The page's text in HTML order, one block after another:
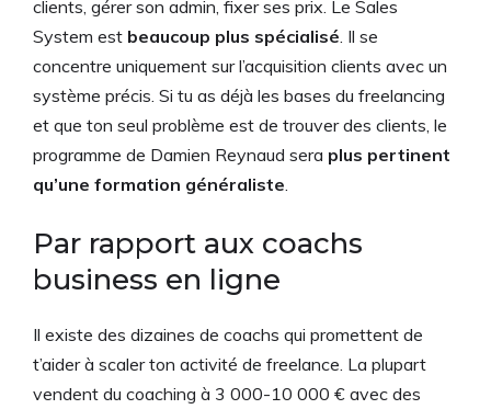
clients, gérer son admin, fixer ses prix. Le Sales
System est beaucoup plus spécialisé . Il se
concentre uniquement sur l’acquisition clients avec un
système précis. Si tu as déjà les bases du freelancing
et que ton seul problème est de trouver des clients, le
programme de Damien Reynaud sera plus pertinent
qu’une formation généraliste
Par rapport aux coachs
business en ligne
Il existe des dizaines de coachs qui promettent de
t’aider à scaler ton activité de freelance. La plupart
vendent du coaching à 3 000-10 000 € avec des